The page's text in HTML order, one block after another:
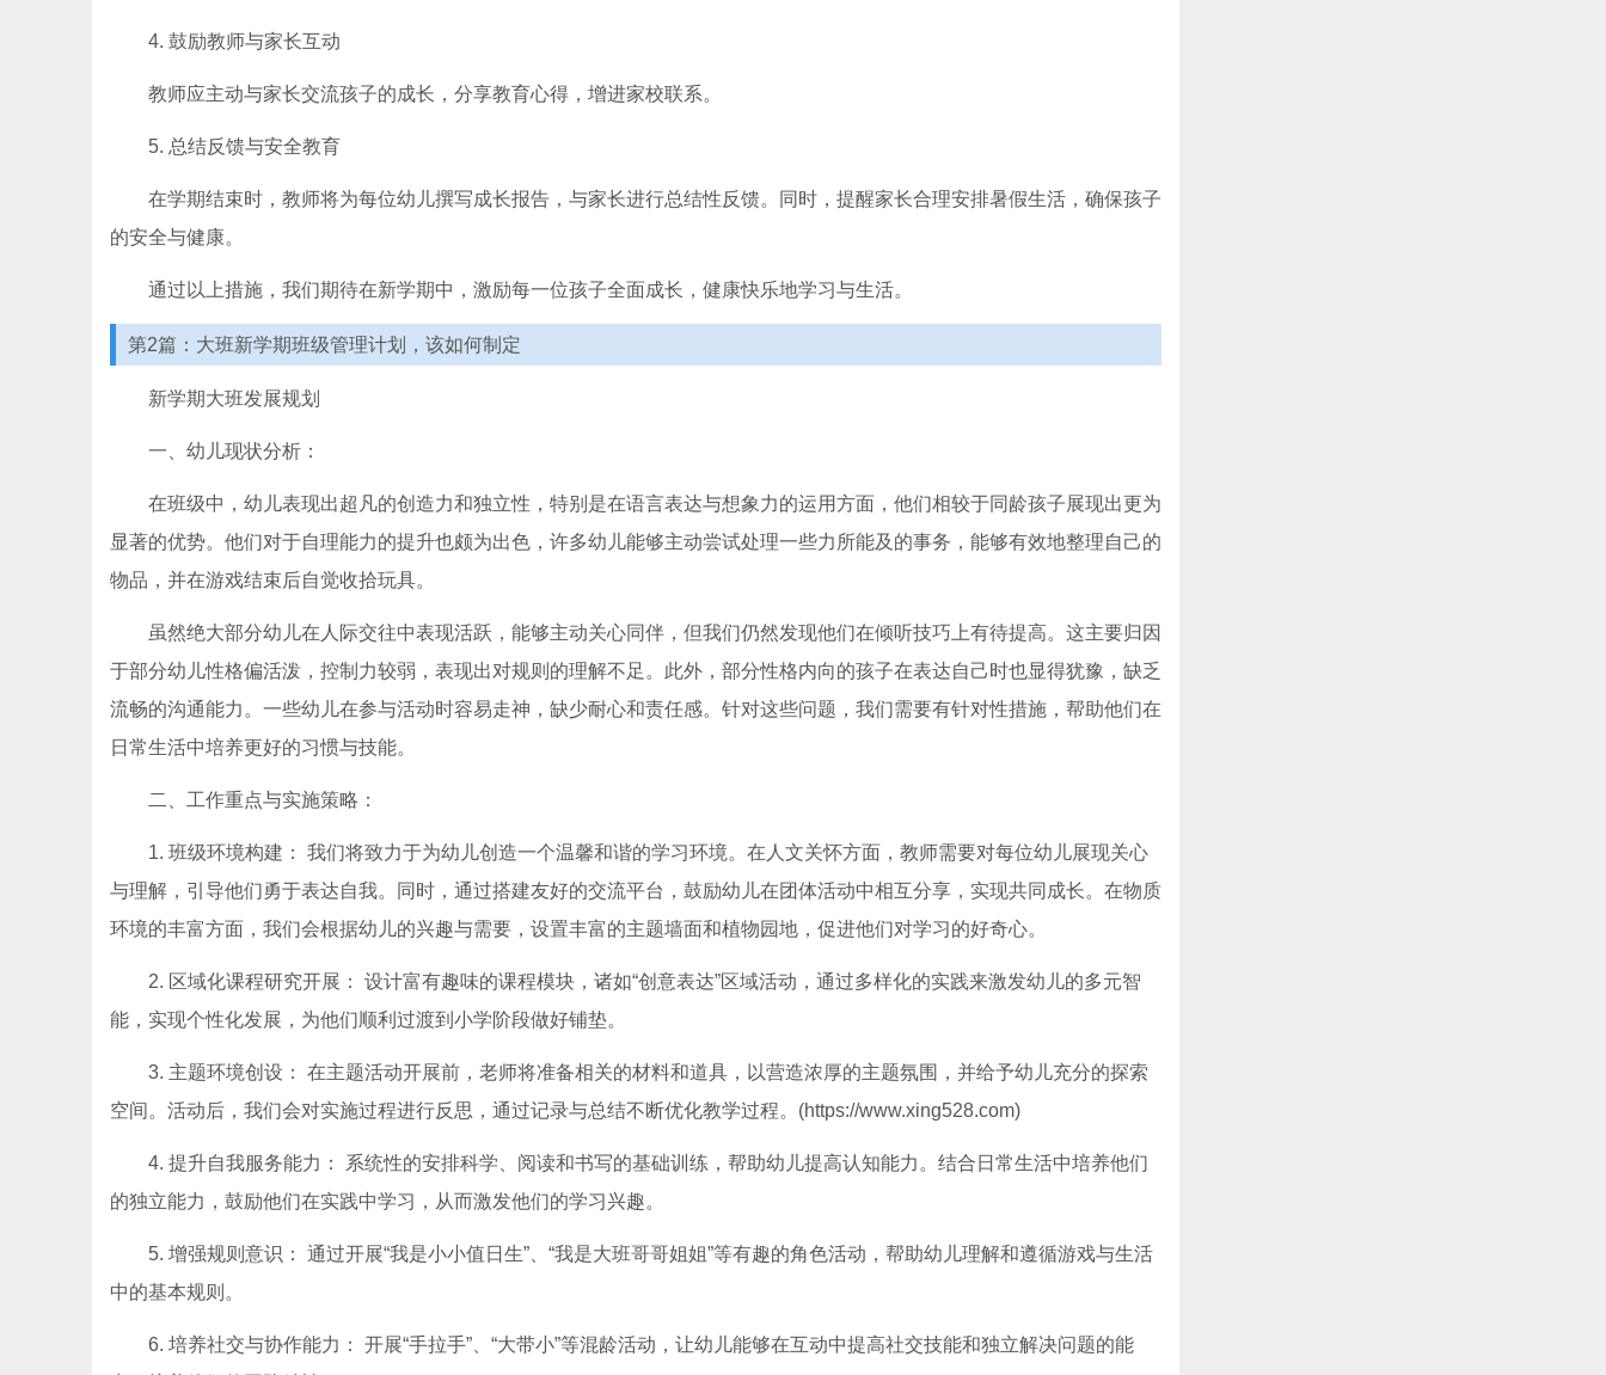
4. 鼓励教师与家长互动
教师应主动与家长交流孩子的成长，分享教育心得，增进家校联系。
5. 总结反馈与安全教育
在学期结束时，教师将为每位幼儿撰写成长报告，与家长进行总结性反馈。同时，提醒家长合理安排暑假生活，确保孩子
的安全与健康。
通过以上措施，我们期待在新学期中，激励每一位孩子全面成长，健康快乐地学习与生活。
第2篇：大班新学期班级管理计划，该如何制定
新学期大班发展规划
一、幼儿现状分析：
在班级中，幼儿表现出超凡的创造力和独立性，特别是在语言表达与想象力的运用方面，他们相较于同龄孩子展现出更为
显著的优势。他们对于自理能力的提升也颇为出色，许多幼儿能够主动尝试处理一些力所能及的事务，能够有效地整理自己的
物品，并在游戏结束后自觉收拾玩具。
虽然绝大部分幼儿在人际交往中表现活跃，能够主动关心同伴，但我们仍然发现他们在倾听技巧上有待提高。这主要归因
于部分幼儿性格偏活泼，控制力较弱，表现出对规则的理解不足。此外，部分性格内向的孩子在表达自己时也显得犹豫，缺乏
流畅的沟通能力。一些幼儿在参与活动时容易走神，缺少耐心和责任感。针对这些问题，我们需要有针对性措施，帮助他们在
日常生活中培养更好的习惯与技能。
二、工作重点与实施策略：
1. 班级环境构建： 我们将致力于为幼儿创造一个温馨和谐的学习环境。在人文关怀方面，教师需要对每位幼儿展现关心
与理解，引导他们勇于表达自我。同时，通过搭建友好的交流平台，鼓励幼儿在团体活动中相互分享，实现共同成长。在物质
环境的丰富方面，我们会根据幼儿的兴趣与需要，设置丰富的主题墙面和植物园地，促进他们对学习的好奇心。
2. 区域化课程研究开展： 设计富有趣味的课程模块，诸如“创意表达”区域活动，通过多样化的实践来激发幼儿的多元智
能，实现个性化发展，为他们顺利过渡到小学阶段做好铺垫。
3. 主题环境创设： 在主题活动开展前，老师将准备相关的材料和道具，以营造浓厚的主题氛围，并给予幼儿充分的探索
空间。活动后，我们会对实施过程进行反思，通过记录与总结不断优化教学过程。(https://www.xing528.com)
4. 提升自我服务能力： 系统性的安排科学、阅读和书写的基础训练，帮助幼儿提高认知能力。结合日常生活中培养他们
的独立能力，鼓励他们在实践中学习，从而激发他们的学习兴趣。
5. 增强规则意识： 通过开展“我是小小值日生”、“我是大班哥哥姐姐”等有趣的角色活动，帮助幼儿理解和遵循游戏与生活
中的基本规则。
6. 培养社交与协作能力： 开展“手拉手”、“大带小”等混龄活动，让幼儿能够在互动中提高社交技能和独立解决问题的能